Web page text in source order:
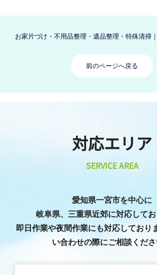
お家片づけ・不用品整理・遺品整理・特殊清掃
前のページへ戻る
対応エリア
SERVICE AREA
愛知県一宮市を中心に
岐阜県、三重県近郊に対応してお
即日作業や夜間作業にも対応しており
い合わせの際にご相談くださ